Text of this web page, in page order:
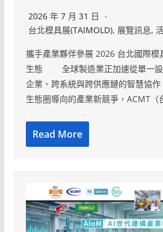
2026 年 7 月 31 日
台北模具展(TAIMOLD), 展覽訊息,
攜手產業夥伴參展 2026 台北國際模
生態 全球製造業正加速從單一設
企業、跨系統與跨供應鏈的智慧協
生態圈導向的產業新競爭，ACMT（
Read More